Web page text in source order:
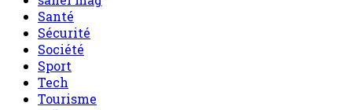
Santé
Sécurité
Société
Sport
Tech
Tourisme